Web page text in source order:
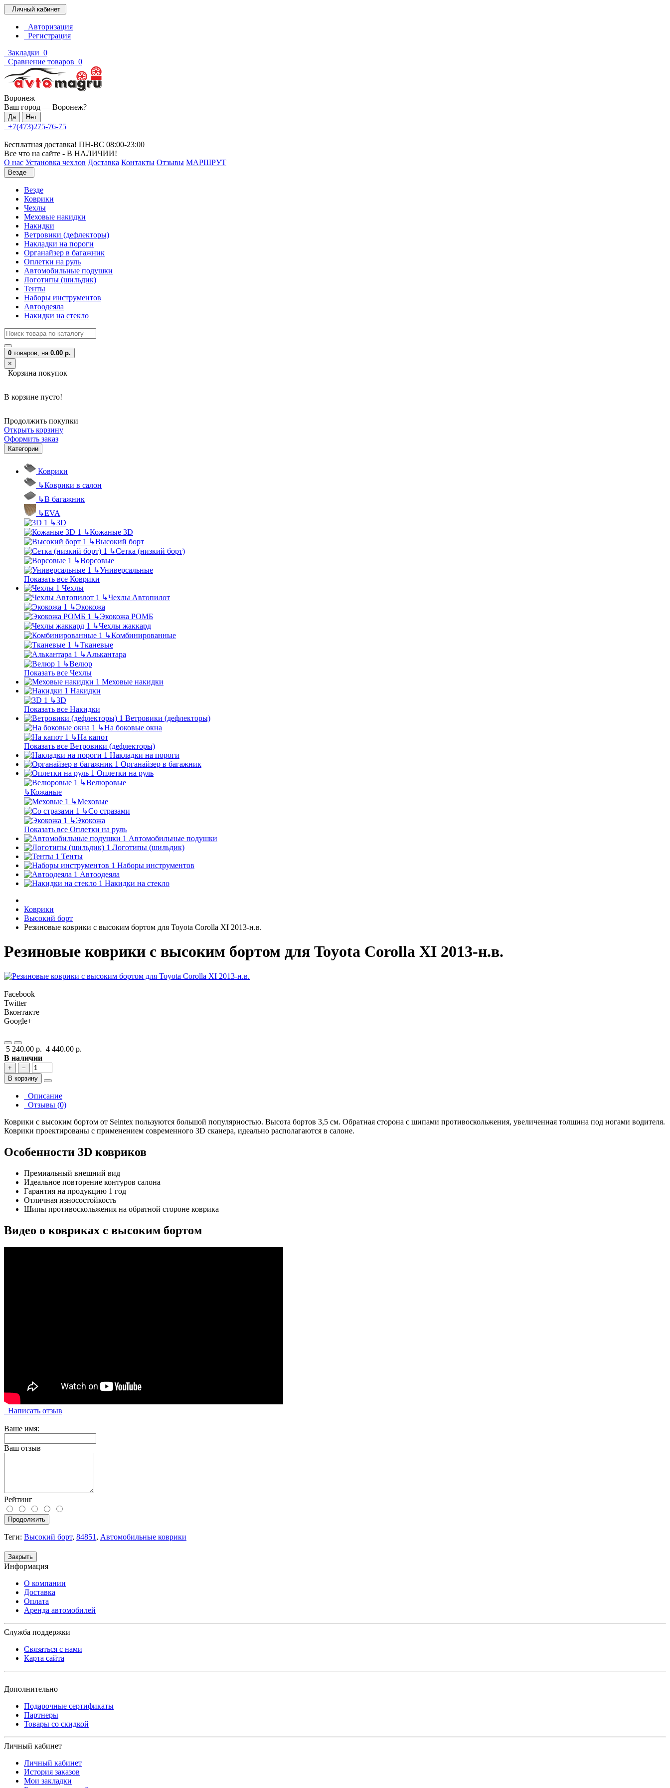
Личный кабинет
Авторизация
Регистрация
Закладки 0
Сравнение товаров 0
Воронеж
Ваш город — Воронеж?
+7(473)275-76-75
Бесплатная доставка! ПН-ВС 08:00-23:00
Все что на сайте - В НАЛИЧИИ!
О нас Установка чехлов Доставка Контакты Отзывы МАРШРУТ
Везде
Везде
Коврики
Чехлы
Меховые накидки
Накидки
Ветровики (дефлекторы)
Накладки на пороги
Органайзер в багажник
Оплетки на руль
Автомобильные подушки
Логотипы (шильдик)
Тенты
Наборы инструментов
Автоодеяла
Накидки на стекло
0 товаров, на 0.00 р.
×
Корзина покупок
В корзине пусто!
Продолжить покупки
Открыть корзину
Оформить заказ
Категории
Коврики
↳Коврики в салон
↳В багажник
↳EVA
↳3D
↳Кожаные 3D
↳Высокий борт
↳Сетка (низкий борт)
↳Ворсовые
↳Универсальные
Показать все Коврики
Чехлы
↳Чехлы Автопилот
↳Экокожа
↳Экокожа РОМБ
↳Чехлы жаккард
↳Комбинированные
↳Тканевые
↳Алькантара
↳Велюр
Показать все Чехлы
Меховые накидки
Накидки
↳3D
Показать все Накидки
Ветровики (дефлекторы)
↳На боковые окна
↳На капот
Показать все Ветровики (дефлекторы)
Накладки на пороги
Органайзер в багажник
Оплетки на руль
↳Велюровые
↳Кожаные
↳Меховые
↳Со стразами
↳Экокожа
Показать все Оплетки на руль
Автомобильные подушки
Логотипы (шильдик)
Тенты
Наборы инструментов
Автоодеяла
Накидки на стекло
Коврики
Высокий борт
Резиновые коврики с высоким бортом для Toyota Corolla XI 2013-н.в.
Резиновые коврики с высоким бортом для Toyota Corolla XI 2013-н.в.
Facebook
Twitter
Вконтакте
Google+
5 240.00 р. 4 440.00 р.
В наличии
+
−
В корзину
Описание
Отзывы (0)
Коврики с высоким бортом от Seintex пользуются большой популярностью. Высота бортов 3,5 см. Обратная сторона с шипами противоскольжения, увеличенная толщина под ногами водителя.
Коврики проектированы с применением современного 3D сканера, идеально располагаются в салоне.
Особенности 3D ковриков
Премиальный внешний вид
Идеальное повторение контуров салона
Гарантия на продукцию 1 год
Отличная износостойкость
Шипы противоскольжения на обратной стороне коврика
Видео о ковриках с высоким бортом
Написать отзыв
Ваше имя:
Ваш отзыв
Рейтинг
Продолжить
Теги: Высокий борт, 84851 , Автомобильные коврики
Закрыть
Информация
О компании
Доставка
Оплата
Аренда автомобилей
Служба поддержки
Связаться с нами
Карта сайта
Дополнительно
Подарочные сертификаты
Партнеры
Товары со скидкой
Личный кабинет
Личный кабинет
История заказов
Мои закладки